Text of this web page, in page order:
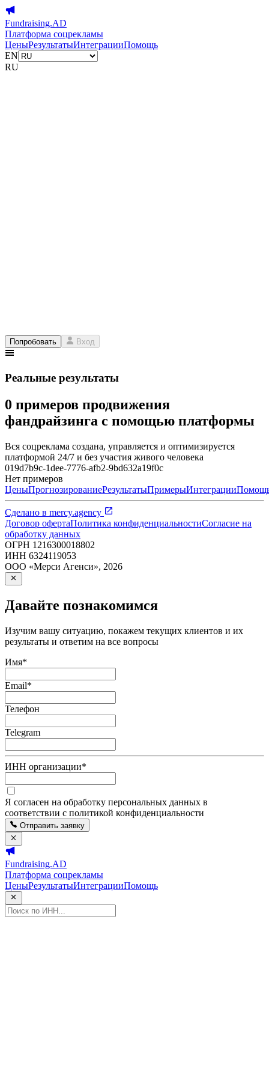
Fundraising.AD
Платформа соцрекламы
ЦеныРезультатыИнтеграцииПомощь
EN
RU
Попробовать Вход
Реальные результаты
0 примеров продвижения
фандрайзинга с помощью платформы
Вся соцреклама создана, управляется и оптимизируется
платформой 24/7 и без участия живого человека
019d7b9c-1dee-7776-afb2-9bd632a19f0c
Нет примеров
ЦеныПрогнозированиеРезультатыПримерыИнтеграции
Сделано в mercy.agency
Договор офертаПолитика конфиденциальностиСогласие на
обработку данных
ОГРН 1216300018802
ИНН 6324119053
ООО «Мерси Агенси», 2026
Давайте познакомимся
Изучим вашу ситуацию, покажем текущих клиентов и их
результаты и ответим на все вопросы
Имя*
Email*
Телефон
Telegram
ИНН организации*
Я согласен на обработку персональных данных в
соответствии с политикой конфиденциальности
Отправить заявку
Fundraising.AD
Платформа соцрекламы
ЦеныРезультатыИнтеграцииПомощь